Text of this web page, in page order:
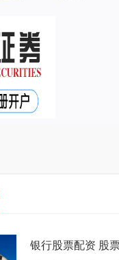
银行股票配资 股